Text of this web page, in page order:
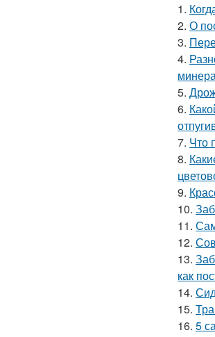
1.
2. О
3.
4.
5.
6.
7. Что
8.
9.
10.
11.
12.
13.
как
14.
15.
16. 5